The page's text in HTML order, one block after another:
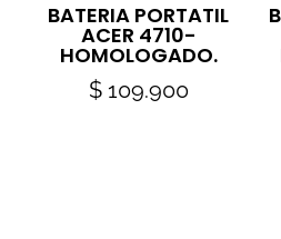
BATERIA PORTATIL
ACER 4710-
HOMOLOGADO.
$109.900